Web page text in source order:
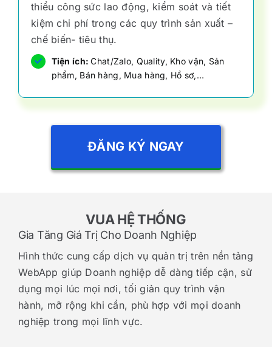
thiểu công sức lao động, kiểm soát và tiết
kiệm chi phí trong các quy trình sản xuất –
chế biến- tiêu thụ.
Tiện ích:Chat/Zalo, Quality, Kho vận, Sản
phẩm, Bán hàng, Mua hàng, Hồ sơ,…
ĐĂNG KÝ NGAY
VUA HỆ THỐNG
Gia Tăng Giá Trị Cho Doanh Nghiệp
Hình thức cung cấp dịch vụ quản trị trên nền tảng
WebApp giúp Doanh nghiệp dễ dàng tiếp cận, sử
dụng mọi lúc mọi nơi, tối giản quy trình vận
hành, mỡ rộng khi cần, phù hợp với mọi doanh
nghiệp trong mọi lĩnh vực.